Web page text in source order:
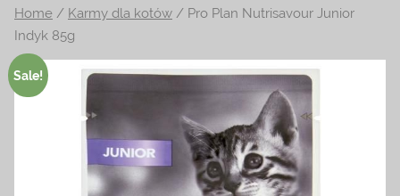
na
temat
terrarystyki
i
Zapraszamy!
Home / Karmy dla kotów / Pro Plan Nutrisavour Junior
Indyk 85g
Sale!